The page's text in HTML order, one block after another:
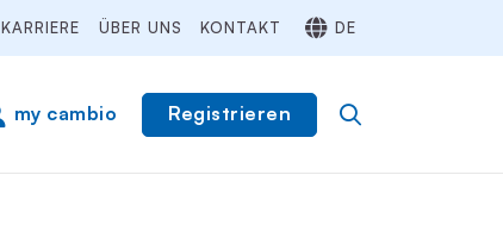
KARRIERE ÜBER UNS KONTAKT DE
my cambio Registrieren